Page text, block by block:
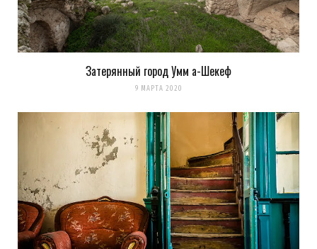
Затерянный город Умм а-Шекеф
9 МАРТА 2020